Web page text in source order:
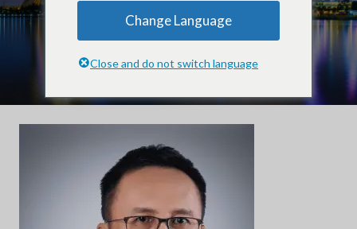
Change Language
Close and do not switch language